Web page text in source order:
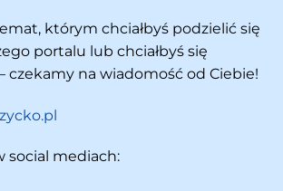
którym chciałbyś podzielić się
portalu lub chciałbyś się
czekamy na wiadomość od Ciebie!
social mediach: